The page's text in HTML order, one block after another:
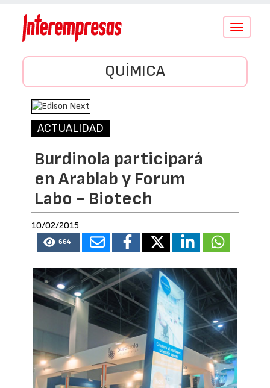
Conmutar
QUÍMICA
ACTUALIDAD
Burdinola participará
en Arablab y Forum
Labo - Biotech
10/02/2015
664